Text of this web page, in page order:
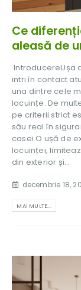
Ce
aleasă de
IntroducereUșa
intri în contact
una dintre cele
locuințe. De
pe criterii strict
său real în
casei.O ușă de
locuinței,
din exterior și...
decembrie 18,
MAI MULTE...